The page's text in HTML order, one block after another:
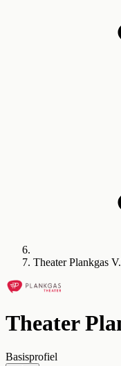
Theater Plankgas
Theater
Basisprofiel